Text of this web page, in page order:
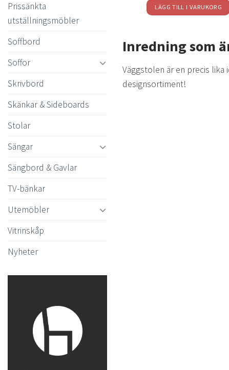
Prissänkta
utställningsmöbler
Soffbord
Soffor
Skrivbord
Skänkar & Sideboards
Stolar
Sängar
Sängbord & Gavlar
TV-bänkar
Utemöbler
Vitrinskåp
Nyheter
LÄGG TILL I VARUKORG
Inredning som
Väggstolen är en precis
designsortiment!